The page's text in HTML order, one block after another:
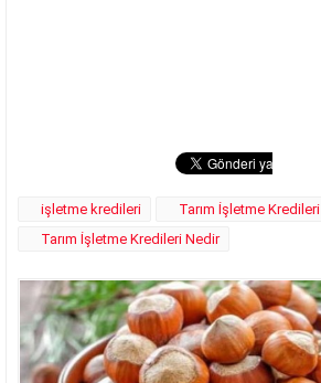
işletme kredileri
Tarım İşletme Kredileri
Tarım İşletme Kredileri Nedir